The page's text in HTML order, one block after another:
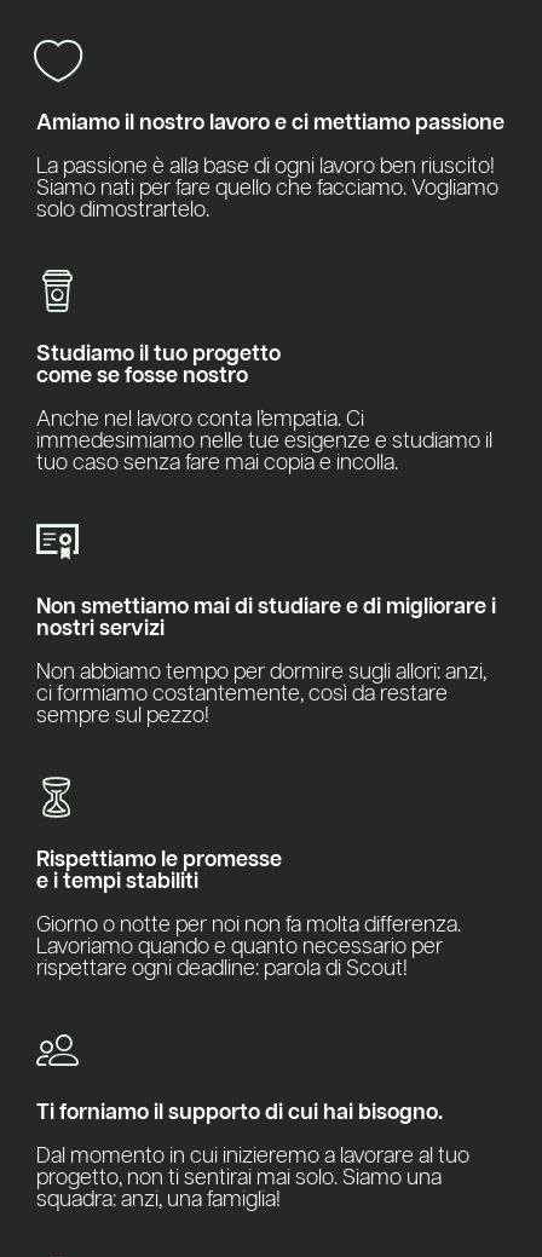
Amiamo il nostro lavoro e ci mettiamo passione
La passione è alla base di ogni lavoro ben riuscito!
Siamo nati per fare quello che facciamo. Vogliamo
solo dimostrartelo.
Studiamo il tuo progetto
come se fosse nostro
Anche nel lavoro conta l’empatia. Ci
immedesimiamo nelle tue esigenze e studiamo il
tuo caso senza fare mai copia e incolla.
Non smettiamo mai di studiare e di migliorare i
nostri servizi
Non abbiamo tempo per dormire sugli allori: anzi,
ci formiamo costantemente, così da restare
sempre sul pezzo!
Rispettiamo le promesse
e i tempi stabiliti
Giorno o notte per noi non fa molta differenza.
Lavoriamo quando e quanto necessario per
rispettare ogni deadline: parola di Scout!
Ti forniamo il supporto di cui hai bisogno.
Dal momento in cui inizieremo a lavorare al tuo
progetto, non ti sentirai mai solo. Siamo una
squadra: anzi, una famiglia!